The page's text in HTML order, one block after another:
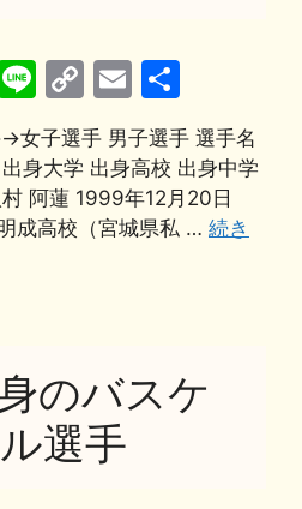
Li
n
e
C
o
p
y
Li
E
m
ai
l
有
女子選手 男子選手 選手名
身大学 出身高校 出身中学
阿蓮 1999年12月20日
成高校（宮城県私 … 続き
のバスケ
選手